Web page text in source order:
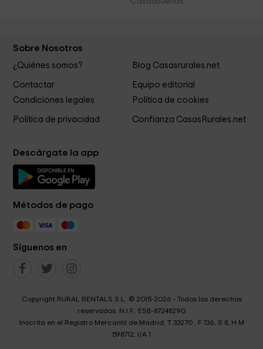
Sobre Nosotros
¿Quiénes somos? Blog Casasrurales.net
Contactar
Equipo editorial
Condiciones legales
Política de cookies
Política de privacidad Confianza CasasRurales.net
Descárgate la app
Métodos de pago
Síguenos en
Copyright RURAL RENTALS S.L. © 2015-2026 - Todos los derechos
reservados. N.I.F.: ESB-87248290
Inscrita en el Registro Mercantil de Madrid, T 33270 , F 136, S 8, H M
598712, I/A 1